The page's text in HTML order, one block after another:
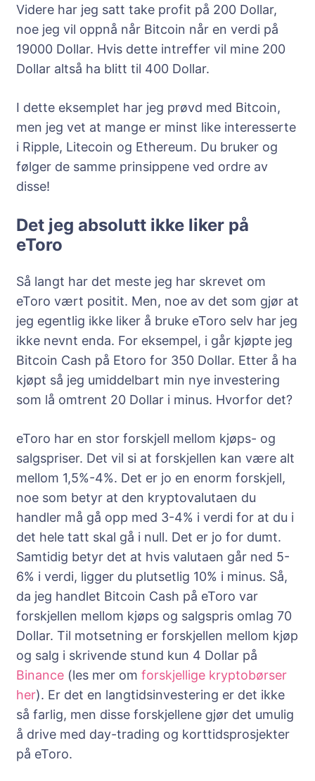
Videre har jeg satt take profit på 200 Dollar,
noe jeg vil oppnå når Bitcoin når en verdi på
19000 Dollar. Hvis dette intreffer vil mine 200
Dollar altså ha blitt til 400 Dollar.
I dette eksemplet har jeg prøvd med Bitcoin,
men jeg vet at mange er minst like interesserte
i Ripple, Litecoin og Ethereum. Du bruker og
følger de samme prinsippene ved ordre av
disse!
Det jeg absolutt ikke liker på
eToro
Så langt har det meste jeg har skrevet om
eToro vært positit. Men, noe av det som gjør at
jeg egentlig ikke liker å bruke eToro selv har jeg
ikke nevnt enda. For eksempel, i går kjøpte jeg
Bitcoin Cash på Etoro for 350 Dollar. Etter å ha
kjøpt så jeg umiddelbart min nye investering
som lå omtrent 20 Dollar i minus. Hvorfor det?
eToro har en stor forskjell mellom kjøps- og
salgspriser. Det vil si at forskjellen kan være alt
mellom 1,5%-4%. Det er jo en enorm forskjell,
noe som betyr at den kryptovalutaen du
handler må gå opp med 3-4% i verdi for at du i
det hele tatt skal gå i null. Det er jo for dumt.
Samtidig betyr det at hvis valutaen går ned 5-
6% i verdi, ligger du plutsetlig 10% i minus. Så,
da jeg handlet Bitcoin Cash på eToro var
forskjellen mellom kjøps og salgspris omlag 70
Dollar. Til motsetning er forskjellen mellom kjøp
og salg i skrivende stund kun 4 Dollar på
Binance (les mer om forskjellige kryptobørser
her). Er det en langtidsinvestering er det ikke
så farlig, men disse forskjellene gjør det umulig
å drive med day-trading og korttidsprosjekter
på eToro.